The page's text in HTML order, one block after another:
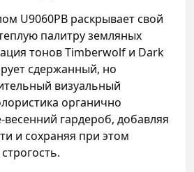
U9060PB раскрывает свой
палитру земляных
тонов Timberwolf и Dark
сдержанный, но
визуальный
органично
гардероб, добавляя
и сохраняя при этом